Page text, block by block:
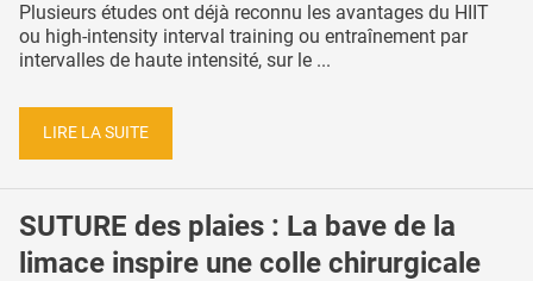
Plusieurs études ont déjà reconnu les avantages du HIIT
ou high-intensity interval training ou entraînement par
intervalles de haute intensité, sur le ...
LIRE LA SUITE
SUTURE des plaies : La bave de la
limace inspire une colle chirurgicale